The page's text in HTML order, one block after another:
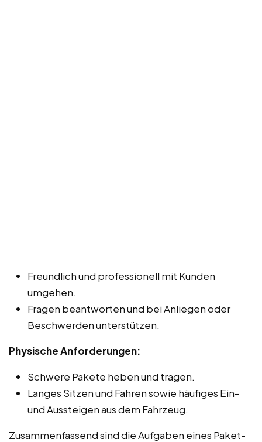
Freundlich und professionell mit Kunden
umgehen.
Fragen beantworten und bei Anliegen oder
Beschwerden unterstützen.
Physische Anforderungen:
Schwere Pakete heben und tragen.
Langes Sitzen und Fahren sowie häufiges Ein-
und Aussteigen aus dem Fahrzeug.
Zusammenfassend sind die Aufgaben eines Paket-